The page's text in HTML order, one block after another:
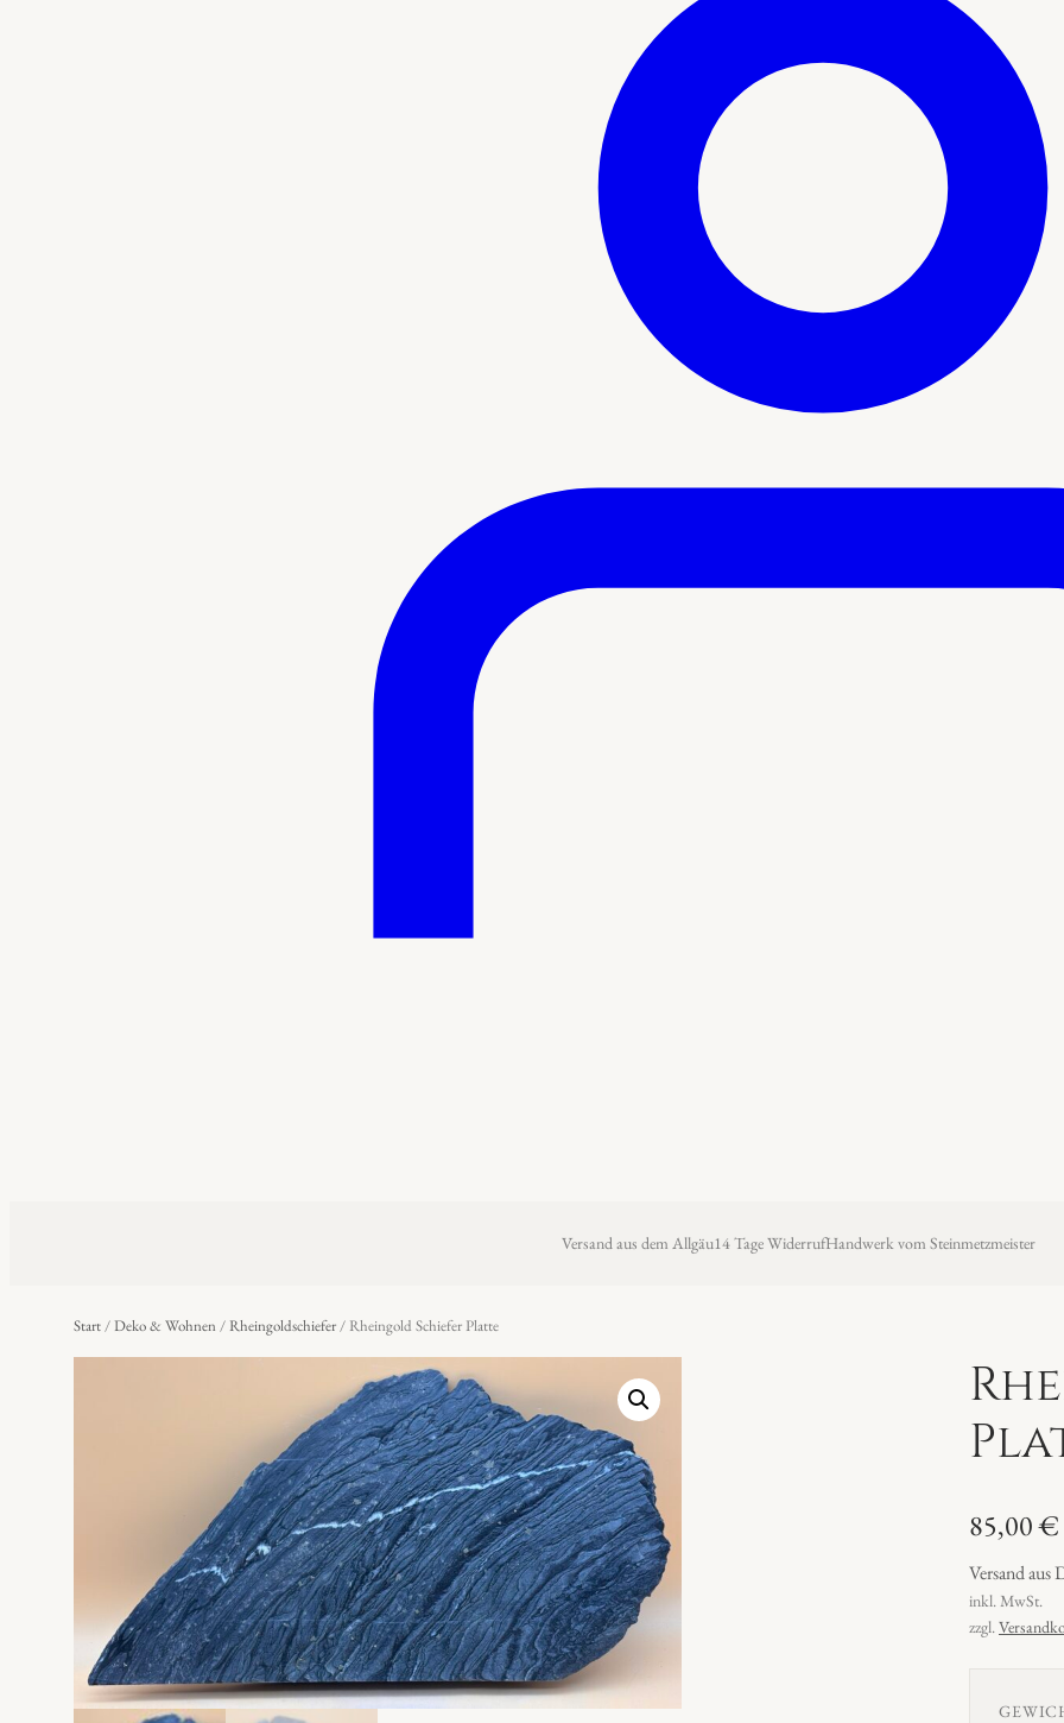
Versand aus dem Allgäu14 Tage WiderrufHandwerk vom Steinmetzmeister
Start/Deko & Wohnen/Rheingoldschiefer/ Rheingold Schiefer Platte
85,00€
Versand aus
inkl. MwSt.
zzgl.